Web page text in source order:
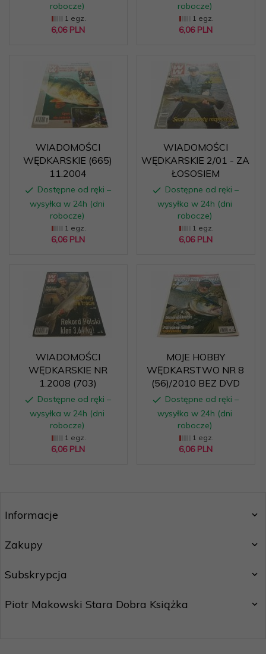
robocze)
1 egz.
6,06 PLN
robocze)
1 egz.
6,06 PLN
WIADOMOŚCI
WĘDKARSKIE (665)
11.2004
Dostępne od ręki –
wysyłka w 24h (dni
robocze)
1 egz.
6,06 PLN
WIADOMOŚCI
WĘDKARSKIE 2/01 - ZA
ŁOSOSIEM
Dostępne od ręki –
wysyłka w 24h (dni
robocze)
1 egz.
6,06 PLN
WIADOMOŚCI
WĘDKARSKIE NR
1.2008 (703)
Dostępne od ręki –
wysyłka w 24h (dni
robocze)
1 egz.
6,06 PLN
MOJE HOBBY
WĘDKARSTWO NR 8
(56)/2010 BEZ DVD
Dostępne od ręki –
wysyłka w 24h (dni
robocze)
1 egz.
6,06 PLN
Informacje
Zakupy
Subskrypcja
Piotr Makowski Stara Dobra Książka